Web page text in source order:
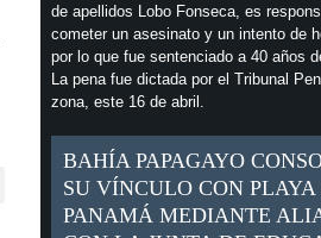
de apellidos Lobo Fonseca, es
cometer un asesinato y un intento de
por lo que fue sentenciado a 40 años
La pena fue dictada por el Tribunal
zona, este 16 de abril.
BAHÍA PAPAGAYO
SU VÍNCULO CON PLAYA
PANAMÁ MEDIANTE